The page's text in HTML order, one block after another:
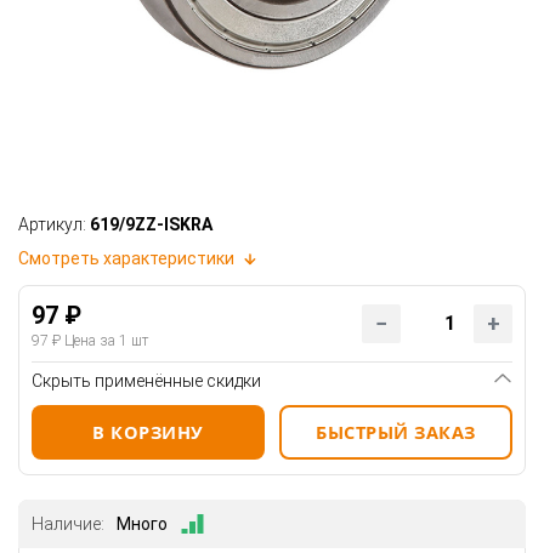
Артикул: 619/9ZZ-ISKRA
Смотреть характеристики
97 ₽
97 ₽ Цена за 1 шт
Скрыть применённые скидки
В КОРЗИНУ БЫСТРЫЙ ЗАКАЗ
Наличие: Много